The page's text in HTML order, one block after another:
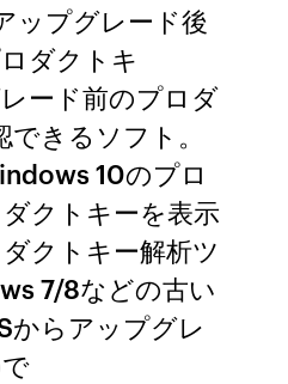
ップグレード後
ダクトキ
ード前のプロダ
きるソフト。
10のプロ
クトキーを表示
クトキー解析ツ
7/8などの古い
からアップグレ